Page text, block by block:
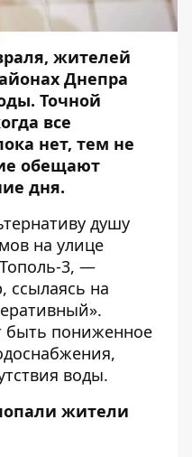
жителей
Днепра
Точной
все
нет, тем не
обещают
дня.
душу
на улице
3, —
, ссылаясь на
.
быть пониженное
воды.
жители